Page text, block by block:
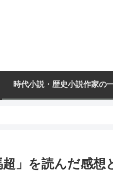
時代小説・歴史小説作家の
」を読んだ感想